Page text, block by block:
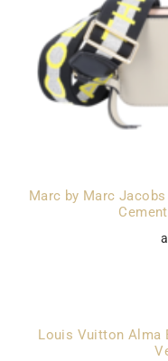
Marc by Marc
Louis Vuitton Alma